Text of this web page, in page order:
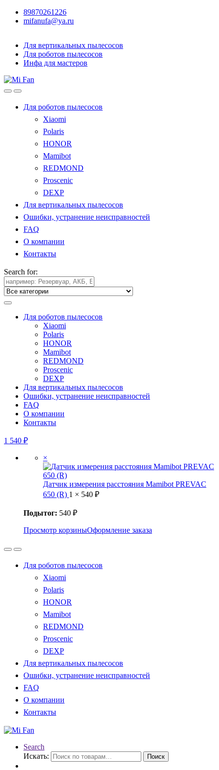
89870261226
mifanufa@ya.ru
Для вертикальных пылесосов
Для роботов пылесосов
Инфа для мастеров
Для роботов пылесосов
Xiaomi
Polaris
HONOR
Mamibot
REDMOND
Proscenic
DEXP
Для вертикальных пылесосов
Ошибки, устранение неисправностей
FAQ
О компании
Контакты
Search for:
Для роботов пылесосов
Xiaomi
Polaris
HONOR
Mamibot
REDMOND
Proscenic
DEXP
Для вертикальных пылесосов
Ошибки, устранение неисправностей
FAQ
О компании
Контакты
1 540 ₽
×
Датчик измерения расстояния Mamibot PREVAC
650 (R) 1 × 540 ₽
Подытог: 540 ₽
Просмотр корзиныОформление заказа
Для роботов пылесосов
Xiaomi
Polaris
HONOR
Mamibot
REDMOND
Proscenic
DEXP
Для вертикальных пылесосов
Ошибки, устранение неисправностей
FAQ
О компании
Контакты
Search
Искать:
Поиск